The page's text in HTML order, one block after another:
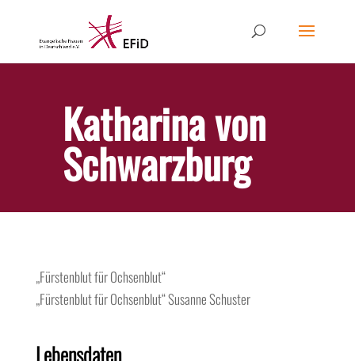
Katharina von
Schwarzburg
„Fürstenblut für Ochsenblut“
„Fürstenblut für Ochsenblut“Susanne Schuster
Lebensdaten